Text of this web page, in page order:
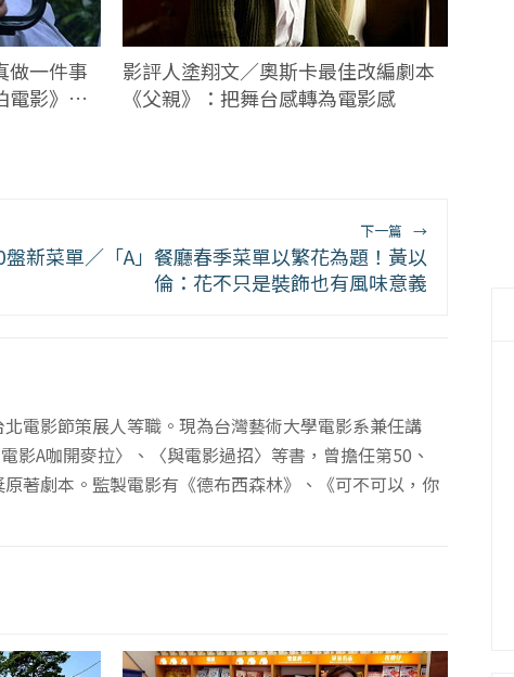
做一件事
電影》不
影評人塗翔文／奧斯卡最佳改編劇本
《父親》：把舞台感轉為電影感
下一篇 →
盤新菜單／「A」餐廳春季菜單以繁花為題！黃以
倫：花不只是裝飾也有風味意義
電影節策展人等職。現為台灣藝術大學電影系兼任講
影A咖開麥拉〉、〈與電影過招〉等書，曾擔任第50、
著劇本。監製電影有《德布西森林》、《可不可以，你